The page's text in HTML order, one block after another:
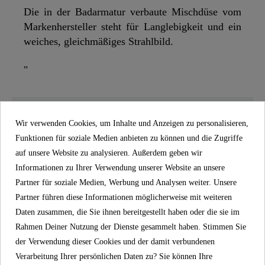
Die in der Badarmatur verbaute Mischdüse vom
Markenhersteller steht für Langlebigkeit und ein
weiches, gleichmäßiges Strahlbild.
"
SCHÜTTE
Farbe Chrom
Gewicht 1,2 Kg
EIGENSCHAFTEN
5 Jahre Garantie
Wir verwenden Cookies, um Inhalte und Anzeigen zu personalisieren,
Funktionen für soziale Medien anbieten zu können und die Zugriffe
auf unsere Website zu analysieren. Außerdem geben wir
Informationen zu Ihrer Verwendung unserer Website an unsere
Partner für soziale Medien, Werbung und Analysen weiter. Unsere
Partner führen diese Informationen möglicherweise mit weiteren
Daten zusammen, die Sie ihnen bereitgestellt haben oder die sie im
Rahmen Deiner Nutzung der Dienste gesammelt haben. Stimmen Sie
der Verwendung dieser Cookies und der damit verbundenen
Verarbeitung Ihrer persönlichen Daten zu? Sie können Ihre